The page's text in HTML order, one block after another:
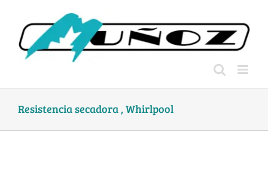
content
Resistencia secadora , Whirlpool